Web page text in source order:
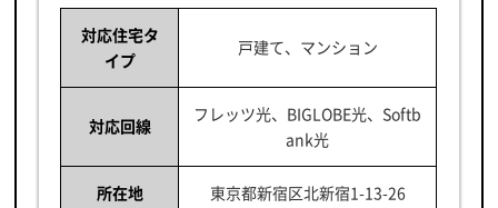
対応住宅タ
イプ
戸建て、マンション
対応回線
フレッツ光、BIGLOBE光、Softb
ank光
所在地 東京都新宿区北新宿1-13-26